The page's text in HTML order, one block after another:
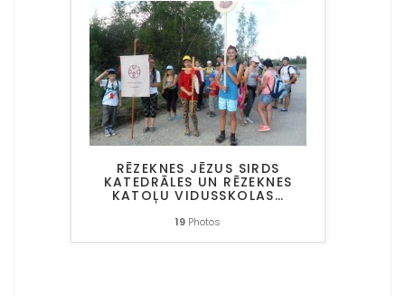
RĒZEKNES JĒZUS SIRDS
KATEDRĀLES UN RĒZEKNES
KATOĻU VIDUSSKOLAS…
19 Photos